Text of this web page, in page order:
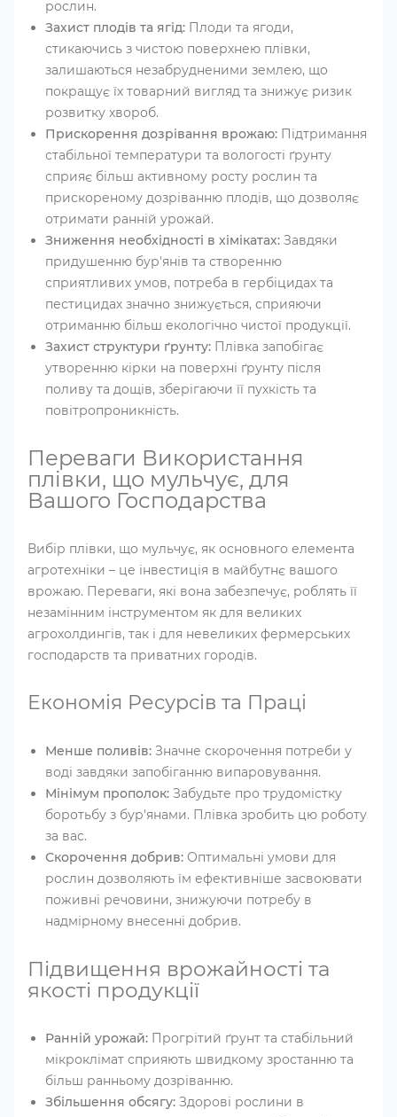
рослин.
Захист плодів та ягід: Плоди та ягоди,
стикаючись з чистою поверхнею плівки,
залишаються незабрудненими землею, що
покращує їх товарний вигляд та знижує ризик
розвитку хвороб.
Прискорення дозрівання врожаю: Підтримання
стабільної температури та вологості ґрунту
сприяє більш активному росту рослин та
прискореному дозріванню плодів, що дозволяє
отримати ранній урожай.
Зниження необхідності в хімікатах: Завдяки
придушенню бур'янів та створенню
сприятливих умов, потреба в гербіцидах та
пестицидах значно знижується, сприяючи
отриманню більш екологічно чистої продукції.
Захист структури ґрунту: Плівка запобігає
утворенню кірки на поверхні ґрунту після
поливу та дощів, зберігаючи її пухкість та
повітропроникність.
Переваги Використання
плівки, що мульчує, для
Вашого Господарства
Вибір плівки, що мульчує, як основного елемента
агротехніки – це інвестиція в майбутнє вашого
врожаю. Переваги, які вона забезпечує, роблять її
незамінним інструментом як для великих
агрохолдингів, так і для невеликих фермерських
господарств та приватних городів.
Економія Ресурсів та Праці
Менше поливів: Значне скорочення потреби у
воді завдяки запобіганню випаровування.
Мінімум прополок: Забудьте про трудомістку
боротьбу з бур'янами. Плівка зробить цю роботу
за вас.
Скорочення добрив: Оптимальні умови для
рослин дозволяють їм ефективніше засвоювати
поживні речовини, знижуючи потребу в
надмірному внесенні добрив.
Підвищення врожайності та
якості продукції
Ранній урожай: Прогрітий ґрунт та стабільний
мікроклімат сприяють швидкому зростанню та
більш ранньому дозріванню.
Збільшення обсягу: Здорові рослини в